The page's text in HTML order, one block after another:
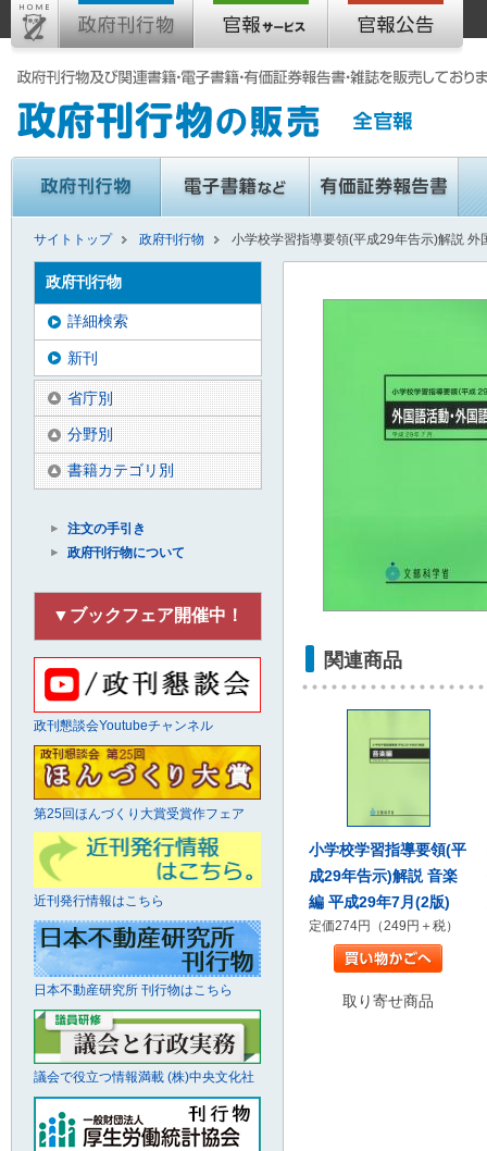
サイトトップ 政府刊行物 小学校学習指導要領(平成29年告示)解説
関連商品
小学校学習指導要領(平
成29年告示)解説 音楽
編 平成29年7月(2版)
定価274円（249円＋税）
取り寄せ商品
政府刊行物
詳細検索
新刊
省庁別
分野別
書籍カテゴリ別
注文の手引き
政府刊行物について
▼ブックフェア開催中！
政刊懇談会Youtubeチャンネル
第25回ほんづくり大賞受賞作フェア
近刊発行情報はこちら
日本不動産研究所 刊行物はこちら
議会で役立つ情報満載 (株)中央文化社